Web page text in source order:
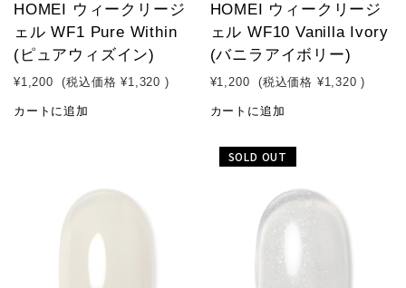
HOMEI ウィークリージ
ェル WF1 Pure Within
(ピュアウィズイン)
¥1,200 (税込価格 ¥1,320 )
カートに追加
HOMEI ウィークリージ
ェル WF10 Vanilla Ivory
(バニラアイボリー)
¥1,200 (税込価格 ¥1,320 )
カートに追加
SOLD OUT